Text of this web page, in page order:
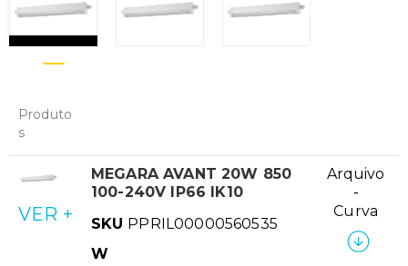
Produto
s
VER +
MEGARA AVANT 20W 850
100-240V IP66 IK10
SKU PPRIL00000560535
W
Arquivo
-
Curva